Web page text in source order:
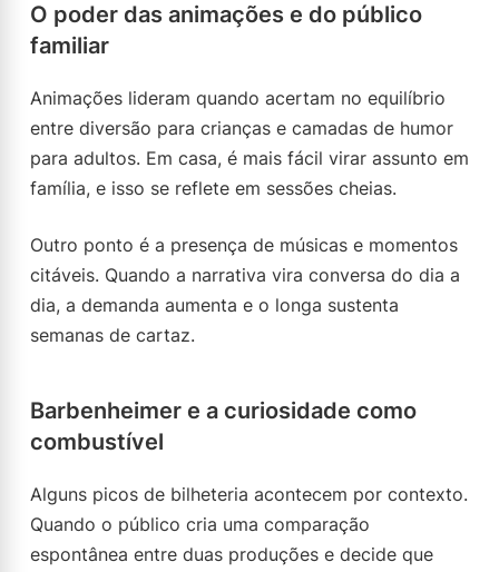
O poder das animações e do público
familiar
Animações lideram quando acertam no equilíbrio
entre diversão para crianças e camadas de humor
para adultos. Em casa, é mais fácil virar assunto em
família, e isso se reflete em sessões cheias.
Outro ponto é a presença de músicas e momentos
citáveis. Quando a narrativa vira conversa do dia a
dia, a demanda aumenta e o longa sustenta
semanas de cartaz.
Barbenheimer e a curiosidade como
combustível
Alguns picos de bilheteria acontecem por contexto.
Quando o público cria uma comparação
espontânea entre duas produções e decide que